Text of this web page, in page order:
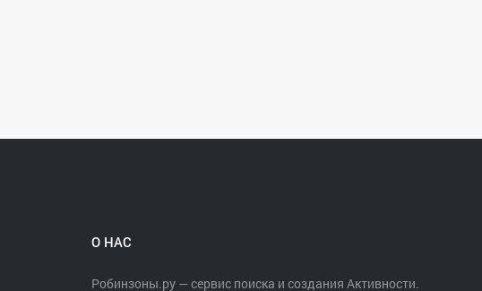
О НАС
Робинзоны.ру — сервис поиска и создания Активности.